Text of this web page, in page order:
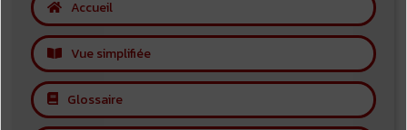
Accueil
Vue simplifiée
Glossaire